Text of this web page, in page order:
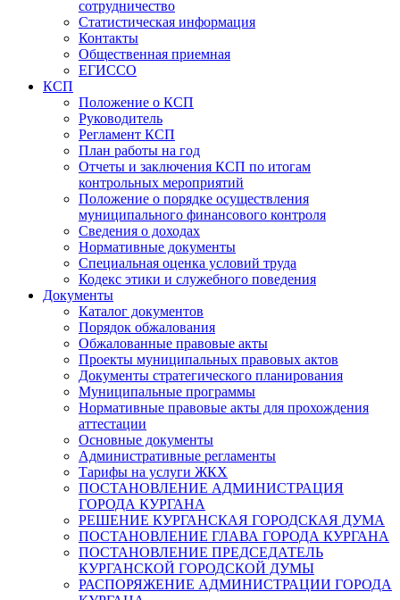
сотрудничество
Статистическая информация
Контакты
Общественная приемная
ЕГИССО
КСП
Положение о КСП
Руководитель
Регламент КСП
План работы на год
Отчеты и заключения КСП по итогам
контрольных мероприятий
Положение о порядке осуществления
муниципального финансового контроля
Сведения о доходах
Нормативные документы
Специальная оценка условий труда
Кодекс этики и служебного поведения
Документы
Каталог документов
Порядок обжалования
Обжалованные правовые акты
Проекты муниципальных правовых актов
Документы стратегического планирования
Муниципальные программы
Нормативные правовые акты для прохождения
аттестации
Основные документы
Административные регламенты
Тарифы на услуги ЖКХ
ПОСТАНОВЛЕНИЕ АДМИНИСТРАЦИЯ
ГОРОДА КУРГАНА
РЕШЕНИЕ КУРГАНСКАЯ ГОРОДСКАЯ ДУМА
ПОСТАНОВЛЕНИЕ ГЛАВА ГОРОДА КУРГАНА
ПОСТАНОВЛЕНИЕ ПРЕДСЕДАТЕЛЬ
КУРГАНСКОЙ ГОРОДСКОЙ ДУМЫ
РАСПОРЯЖЕНИЕ АДМИНИСТРАЦИИ ГОРОДА